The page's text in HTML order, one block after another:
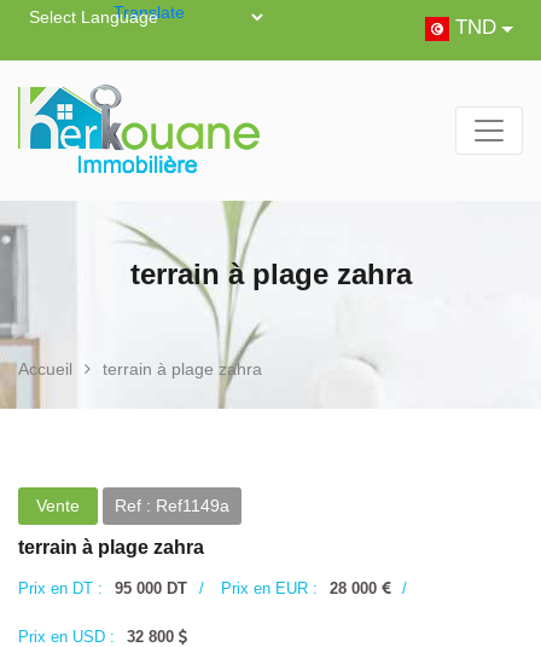
Powered byTranslate
TND
terrain à plage zahra
Accueil terrain à plage zahra
Vente Ref : Ref1149a
terrain à plage zahra
Prix en DT : 95 000 DT / Prix en EUR : 28 000 /
Prix en USD : 32 800